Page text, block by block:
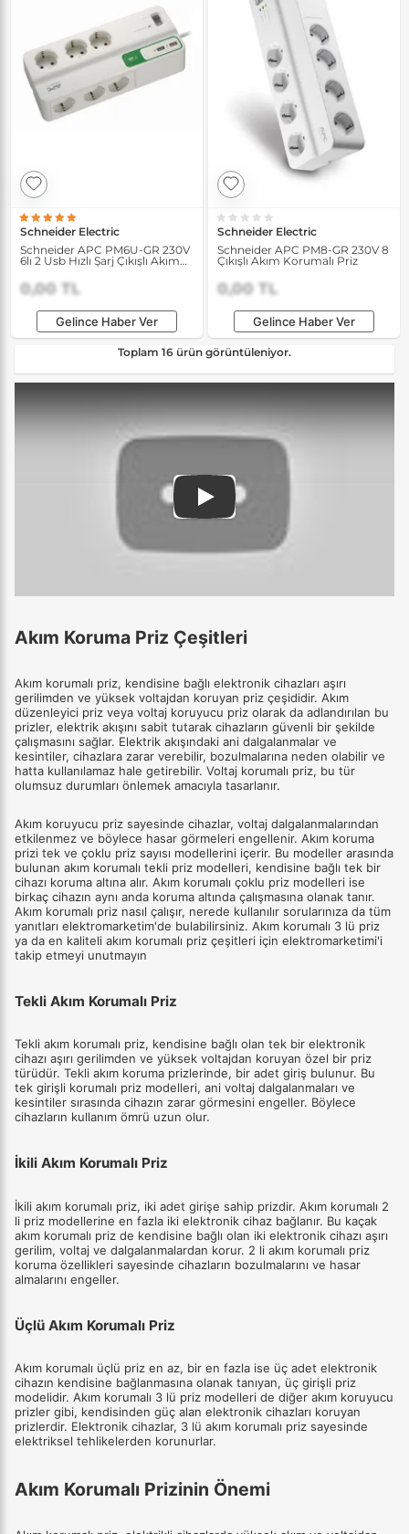
Schneider Electric
Schneider APC PM6U-GR 230V
6lı 2 Usb Hızlı Şarj Çıkışlı Akım
0,00 TL
Gelince Haber Ver
Schneider Electric
Schneider APC PM8-GR 230V 8
Çıkışlı Akım Korumalı Priz
0,00 TL
Gelince Haber Ver
Toplam 16 ürün görüntüleniyor.
Play
Akım Koruma Priz Çeşitleri
Akım korumalı priz, kendisine bağlı elektronik cihazları aşırı
gerilimden ve yüksek voltajdan koruyan priz çeşididir. Akım
düzenleyici priz veya voltaj koruyucu priz olarak da adlandırılan bu
prizler, elektrik akışını sabit tutarak cihazların güvenli bir şekilde
çalışmasını sağlar. Elektrik akışındaki ani dalgalanmalar ve
kesintiler, cihazlara zarar verebilir, bozulmalarına neden olabilir ve
hatta kullanılamaz hale getirebilir. Voltaj korumalı priz, bu tür
olumsuz durumları önlemek amacıyla tasarlanır.
Akım koruyucu priz sayesinde cihazlar, voltaj dalgalanmalarından
etkilenmez ve böylece hasar görmeleri engellenir. Akım koruma
prizi tek ve çoklu priz sayısı modellerini içerir. Bu modeller arasında
bulunan akım korumalı tekli priz modelleri, kendisine bağlı tek bir
cihazı koruma altına alır. Akım korumalı çoklu priz modelleri ise
birkaç cihazın aynı anda koruma altında çalışmasına olanak tanır.
Akım korumalı priz nasıl çalışır, nerede kullanılır sorularınıza da tüm
yanıtları elektromarketim'de bulabilirsiniz. Akım korumalı 3 lü priz
ya da en kaliteli akım korumalı priz çeşitleri için elektromarketimi'i
takip etmeyi unutmayın
Tekli Akım Korumalı Priz
Tekli akım korumalı priz, kendisine bağlı olan tek bir elektronik
cihazı aşırı gerilimden ve yüksek voltajdan koruyan özel bir priz
türüdür. Tekli akım koruma prizlerinde, bir adet giriş bulunur. Bu
tek girişli korumalı priz modelleri, ani voltaj dalgalanmaları ve
kesintiler sırasında cihazın zarar görmesini engeller. Böylece
cihazların kullanım ömrü uzun olur.
İkili Akım Korumalı Priz
İkili akım korumalı priz, iki adet girişe sahip prizdir. Akım korumalı 2
li priz modellerine en fazla iki elektronik cihaz bağlanır. Bu kaçak
akım korumalı priz de kendisine bağlı olan iki elektronik cihazı aşırı
gerilim, voltaj ve dalgalanmalardan korur. 2 li akım korumalı priz
koruma özellikleri sayesinde cihazların bozulmalarını ve hasar
almalarını engeller.
Üçlü Akım Korumalı Priz
Akım korumalı üçlü priz en az, bir en fazla ise üç adet elektronik
cihazın kendisine bağlanmasına olanak tanıyan, üç girişli priz
modelidir. Akım korumalı 3 lü priz modelleri de diğer akım koruyucu
prizler gibi, kendisinden güç alan elektronik cihazları koruyan
prizlerdir. Elektronik cihazlar, 3 lü akım korumalı priz sayesinde
elektriksel tehlikelerden korunurlar.
Akım Korumalı Prizinin Önemi